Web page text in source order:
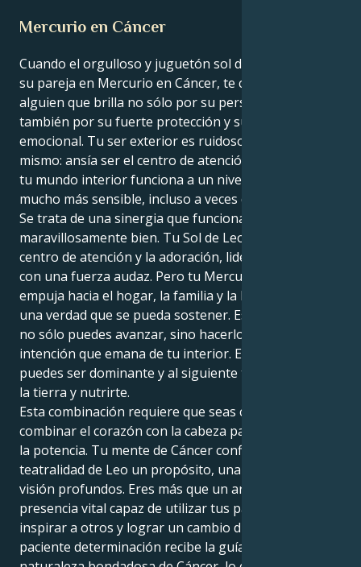
Mercurio en Cáncer
Cuando el orgulloso y juguetón sol de Leo encuentra
su pareja en Mercurio en Cáncer, te conviertes en
alguien que brilla no sólo por su personalidad, sino
también por su fuerte protección y su centro
emocional. Tu ser exterior es ruidoso y seguro de sí
mismo: ansía ser el centro de atención, mientras que
tu mundo interior funciona a un nivel emocional
mucho más sensible, incluso a veces defensivo.
Se trata de una sinergia que funciona
maravillosamente bien. Tu Sol de Leo ansía ser el
centro de atención y la adoración, liderar y dominar
con una fuerza audaz. Pero tu Mercurio en Cáncer te
empuja hacia el hogar, la familia y la búsqueda de
una verdad que se pueda sostener. Esto significa que
no sólo puedes avanzar, sino hacerlo con una mayor
intención que emana de tu interior. En un momento
puedes ser dominante y al siguiente tener los pies en
la tierra y nutrirte.
Esta combinación requiere que seas capaz de
combinar el corazón con la cabeza para obtener toda
la potencia. Tu mente de Cáncer confiere a la
teatralidad de Leo un propósito, una claridad y una
visión profundos. Eres más que un artista; eres una
presencia vital capaz de utilizar tus palabras para
inspirar a otros y lograr un cambio duradero. Tu
paciente determinación recibe la guía moral de la